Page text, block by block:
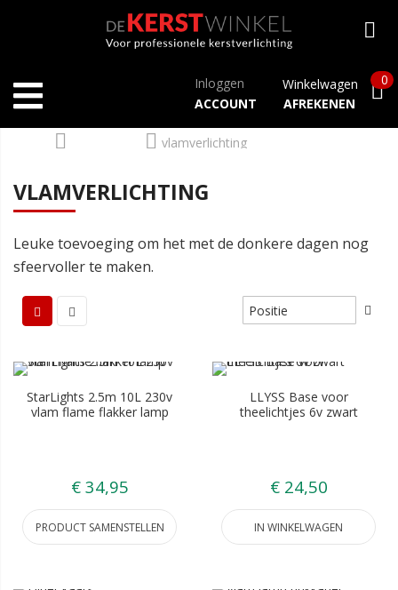
Inloggen
ACCOUNT
Winkelwagen
AFREKENEN
0
vlamverlichting
VLAMVERLICHTING
Leuke toevoeging om het met de donkere dagen nog
sfeervoller te maken.
StarLights 2.5m 10L 230v
vlam flame flakker lamp
€ 34,95
PRODUCT SAMENSTELLEN
LLYSS Base voor
theelichtjes 6v zwart
€ 24,50
IN WINKELWAGEN